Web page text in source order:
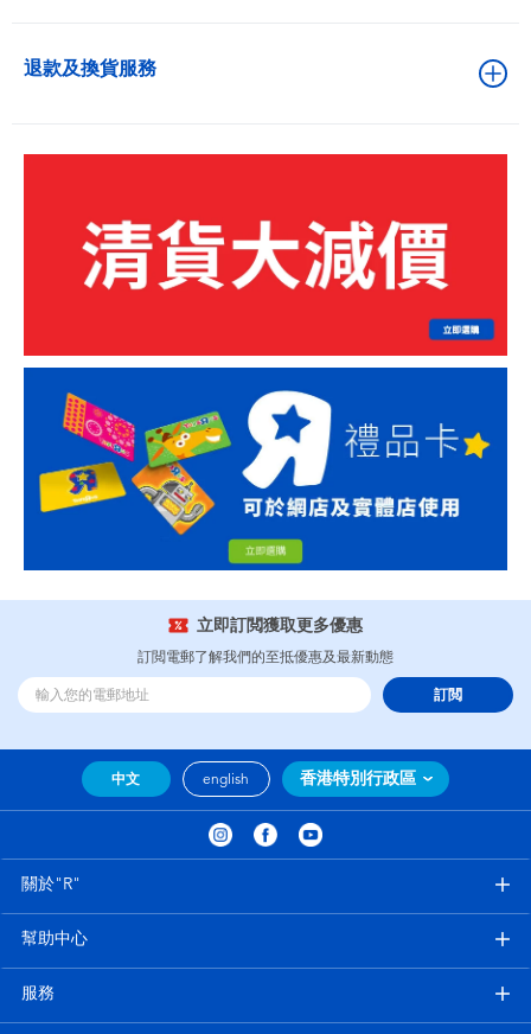
退款及換貨服務
立即訂閲獲取更多優惠
訂閲電郵了解我們的至抵優惠及最新動態
訂閲
中文 english 香港特別行政區
關於"R"
幫助中心
服務